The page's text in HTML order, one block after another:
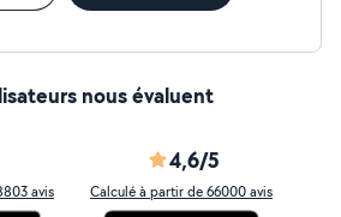
nous évaluent
avis
4,6/5
Calculé à partir de 66000 avis